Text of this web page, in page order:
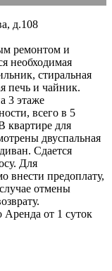
д.108
ремонтом и
необходимая
стиральная
печь и чайник.
3 этаже
всего в 5
квартире для
двуспальная
Сдается
Для
внести предоплату,
отмены
Аренда от 1 суток